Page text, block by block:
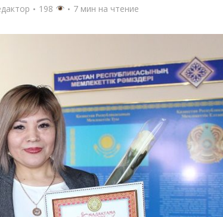
198 7 мин на чтение